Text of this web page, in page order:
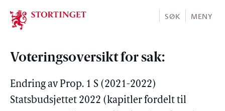
Stortinget.no
SØK MENY
Voteringsoversikt for sak:
Endring av Prop. 1 S (2021-2022)
Statsbudsjettet 2022 (kapitler fordelt til